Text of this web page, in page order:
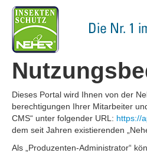
Dieses Portal wird Ihnen von der
berechtigungen Ihrer Mitarbeiter
CMS“ unter folgender URL: https://
dem seit Jahren existierenden
Als „Produzenten-Administrator“